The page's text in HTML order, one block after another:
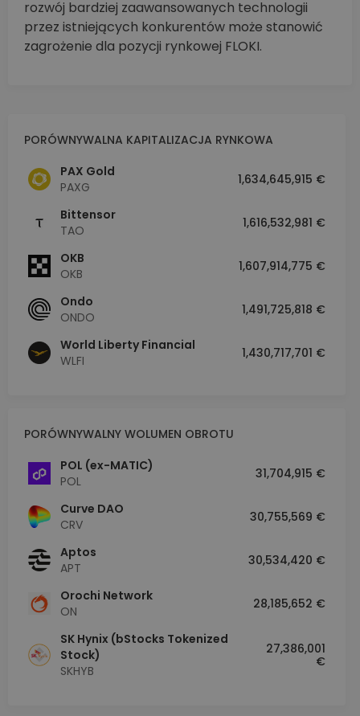
rozwój bardziej zaawansowanych technologii
przez istniejących konkurentów może stanowić
zagrożenie dla pozycji rynkowej FLOKI.
PORÓWNYWALNA KAPITALIZACJA RYNKOWA
PAX Gold
PAXG
1,634,645,915 €
Bittensor
TAO
1,616,532,981 €
OKB
OKB
1,607,914,775 €
Ondo
ONDO
1,491,725,818 €
World Liberty Financial
WLFI
1,430,717,701 €
PORÓWNYWALNY WOLUMEN OBROTU
POL (ex-MATIC)
POL
31,704,915 €
Curve DAO
CRV
30,755,569 €
Aptos
APT
30,534,420 €
Orochi Network
ON
28,185,652 €
SK Hynix (bStocks Tokenized
Stock)
SKHYB
27,386,001
€